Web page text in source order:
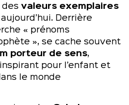
des valeurs exemplaires
Derrière
« prénoms
», se cache souvent
porteur de sens,
pour l’enfant et
le monde